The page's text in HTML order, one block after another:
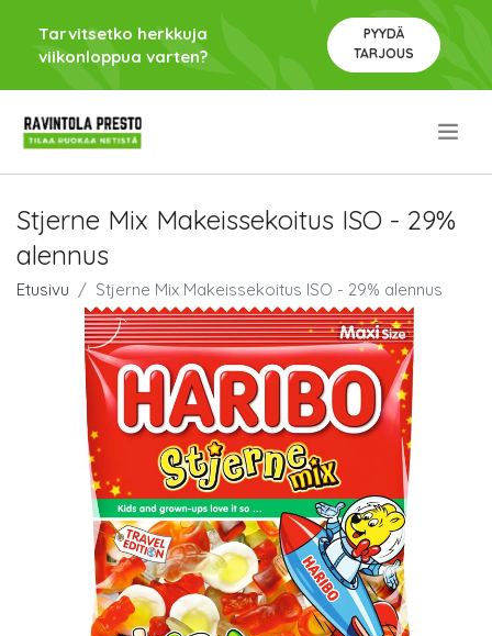
Tarvitsetko herkkuja
viikonloppua varten?
PYYDÄ
TARJOUS
Stjerne Mix Makeissekoitus ISO - 29%
alennus
Etusivu Stjerne Mix Makeissekoitus ISO - 29% alennus